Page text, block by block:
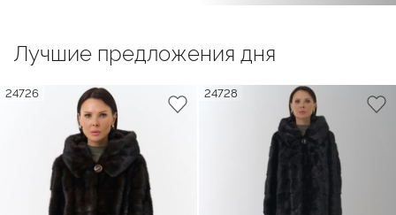
Лучшие предложения дня
24726 24728